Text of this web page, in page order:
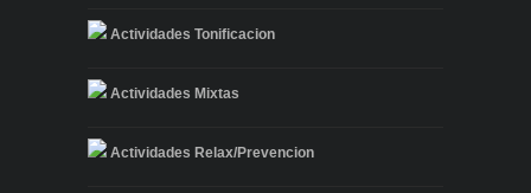
Actividades Tonificacion
Actividades Mixtas
Actividades Relax/Prevencion